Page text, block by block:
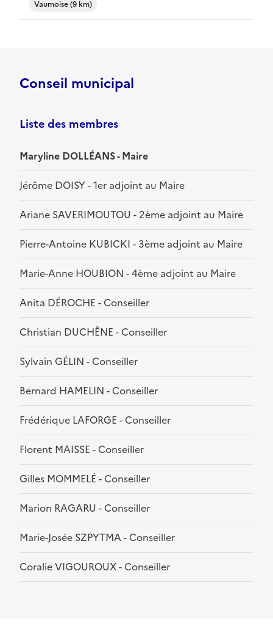
Vaumoise (9 km)
Conseil municipal
Liste des membres
Maryline DOLLÉANS - Maire
Jérôme DOISY - 1er adjoint au Maire
Ariane SAVERIMOUTOU - 2ème adjoint au Maire
Pierre-Antoine KUBICKI - 3ème adjoint au Maire
Marie-Anne HOUBION - 4ème adjoint au Maire
Anita DÉROCHE - Conseiller
Christian DUCHÊNE - Conseiller
Sylvain GÉLIN - Conseiller
Bernard HAMELIN - Conseiller
Frédérique LAFORGE - Conseiller
Florent MAISSE - Conseiller
Gilles MOMMELÉ - Conseiller
Marion RAGARU - Conseiller
Marie-Josée SZPYTMA - Conseiller
Coralie VIGOUROUX - Conseiller